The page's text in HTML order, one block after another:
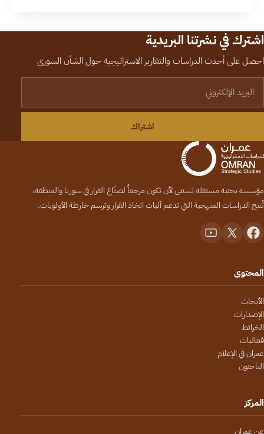
اشترك في نشرتنا البريدية
احصل على أحدث الدراسات والتقارير الاستراتيجية حول الشأن السوري
اشتراك
مؤسسة بحثية مستقلة تسعى لأن تكون مرجعاً لصنّاع القرار في سوريا والمنطقة،
تُنتج الدراسات المنهجية التي تدعم آليات اتخاذ القرار وترسم خارطة الأولويات.
المحتوى
الأبحاث
الإصدارات
الخرائط
فعاليات
عمران في الإعلام
الباحثون
المركز
عن عمران